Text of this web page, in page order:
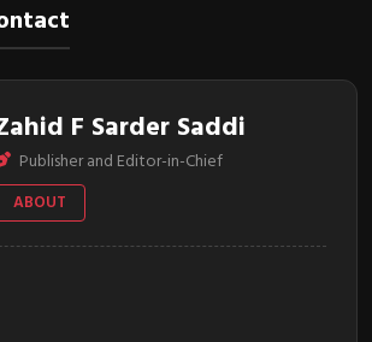
F Sarder Saddi
Publisher and Editor-in-Chief
ABOUT